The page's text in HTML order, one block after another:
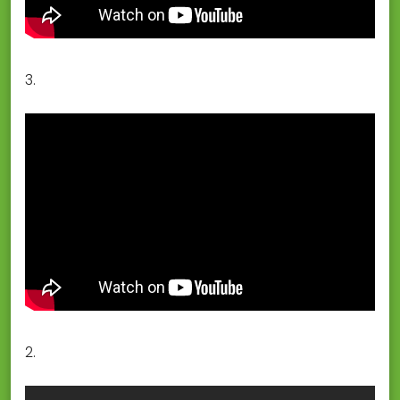
3.
2.